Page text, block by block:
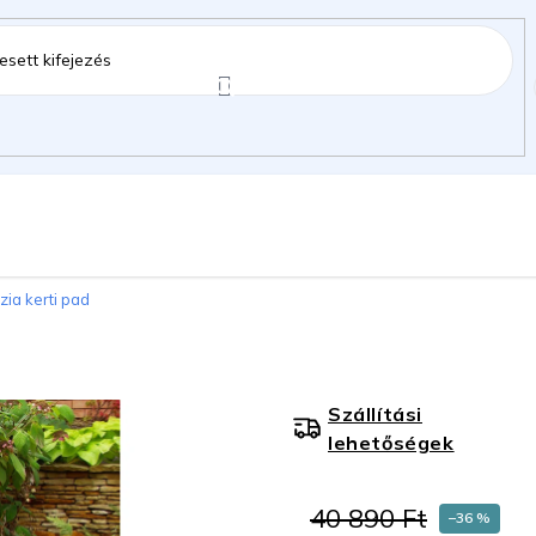
kerti pad
40 890 Ft –36 %
Szállítási
lehetőségek